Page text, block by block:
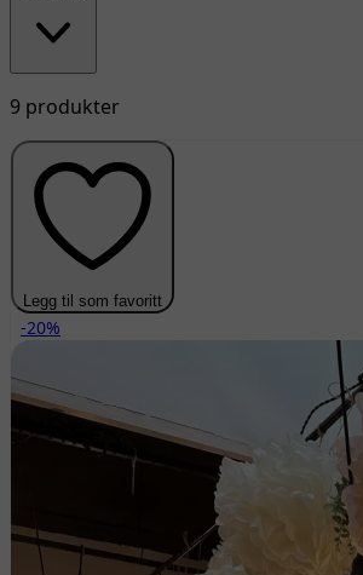
9 produkter
Legg til som favoritt
-20%